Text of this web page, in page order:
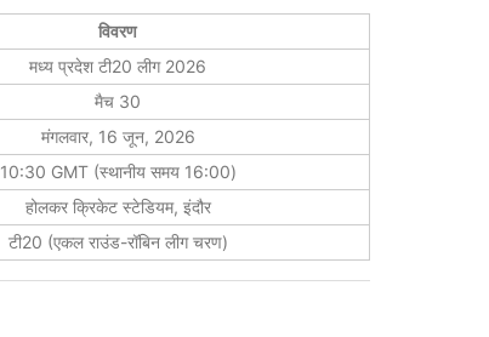
विवरण
मध्य प्रदेश टी20 लीग 2026
मैच 30
मंगलवार, 16 जून, 2026
10:30 GMT (स्थानीय समय 16:00)
होलकर क्रिकेट स्टेडियम, इंदौर
टी20 (एकल राउंड-रॉबिन लीग चरण)